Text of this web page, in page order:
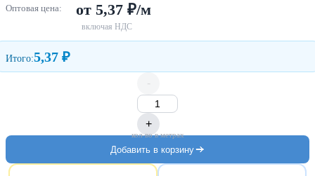
Оптовая цена: от 5,37 ₽/м
включая НДС
Итого:5,37 ₽
-
+
кол-во в метрах
Добавить в корзину